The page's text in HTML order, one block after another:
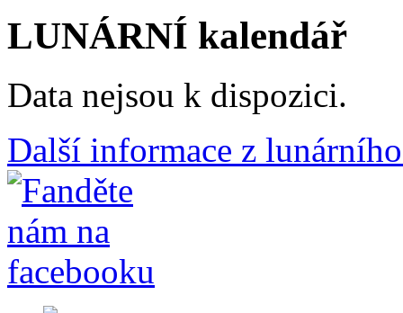
LUNÁRNÍ kalendář
Data nejsou k dispozici.
Další informace z